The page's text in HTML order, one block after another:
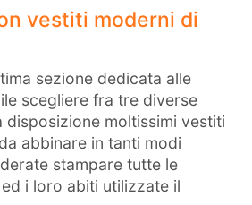
vestiti moderni di
sezione dedicata alle
scegliere fra tre diverse
disposizione moltissimi vestiti
abbinare in tanti modi
stampare tutte le
i loro abiti utilizzate il